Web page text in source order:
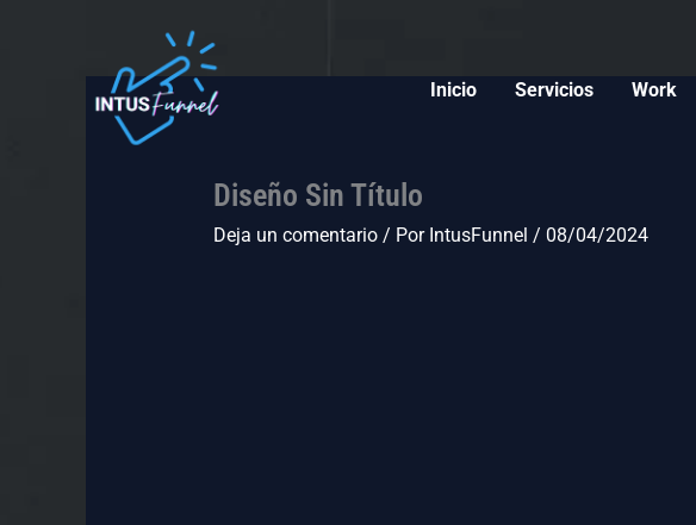
Inicio Servicios Work
Diseño Sin Título
Deja un comentario / Por IntusFunnel / 08/04/2024